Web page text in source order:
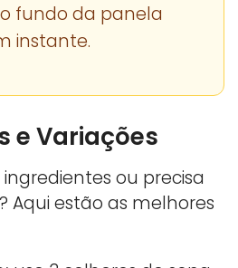
fundo da panela
instante.
e Variações
ou precisa
Aqui estão as melhores